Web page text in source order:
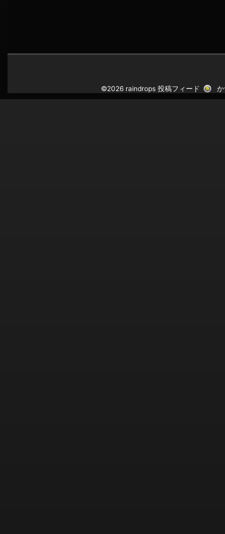
©2026 raindrops投稿フィード